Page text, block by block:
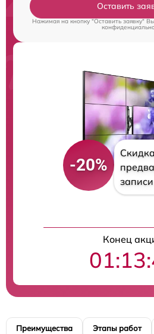
Оставить
Нажимая на кнопку "Оставить заявку"
-20%
Конец
Преимущества Этапы работ